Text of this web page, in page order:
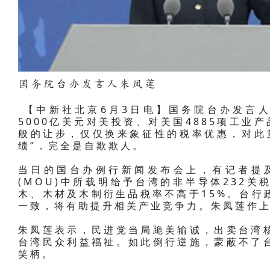
国务院台办发言人朱凤莲
【中新社北京6月3日电】国务院台办发言
5000亿美元对美投资、对美国4885项工业
般的让步，仅仅换来象征性的税率优惠，对
绩”，完全是自欺欺人。
当日的国台办例行新闻发布会上，有记者
(MOU)中所载明给予台湾的非半导体232关
木、木材及木制衍生品税率不高于15%。台
一致，将有助提升相关产业竞争力。朱凤莲作
朱凤莲表示，民进党当局跪美输诚，出卖台
台湾民众利益福祉。如此倒行逆施，蒙蔽不
笑柄。